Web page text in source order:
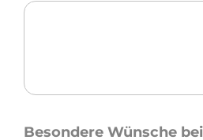
Besondere Wünsche